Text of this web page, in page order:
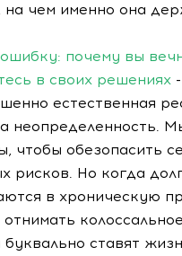
на чем именно она
почему вы
в своих решениях
естественная
неопределенность.
чтобы обезопасить
рисков. Но когда
в хроническую
буквально ставят